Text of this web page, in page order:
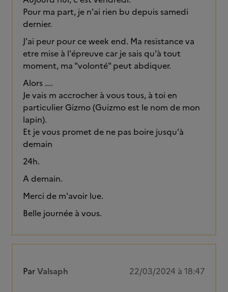
Pour ma part, je n'ai rien bu depuis samedi
dernier.
J'ai peur pour ce week end. Ma resistance va
etre mise à l'épreuve car je sais qu'à tout
moment, ma "volonté" peut abdiquer.
Alors ....
Je vais m accrocher à vous tous, à toi en
particulier Gizmo (Guizmo est le nom de mon
lapin).
Et je vous promet de ne pas boire jusqu'à
demain
24h.
A demain.
Merci de m'avoir lue.
Belle journée à vous.
ParValsaph 22/03/2024 à 18:47